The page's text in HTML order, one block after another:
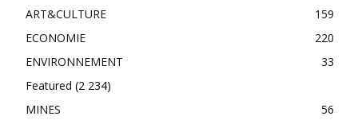
ART&CULTURE
159
ECONOMIE
220
ENVIRONNEMENT
33
Featured (2 234)
MINES
56